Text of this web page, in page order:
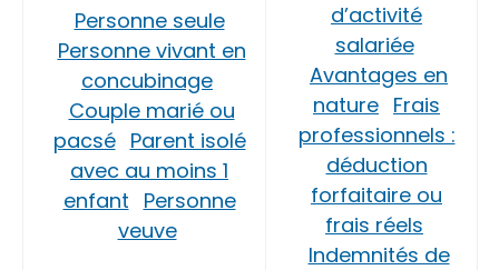
Personne seule
Personne vivant en
concubinage
Couple marié ou
pacsé Parent isolé
avec au moins 1
enfant Personne
veuve
d’activité
salariée
Avantages en
nature Frais
professionnels :
déduction
forfaitaire ou
frais réels
Indemnités de